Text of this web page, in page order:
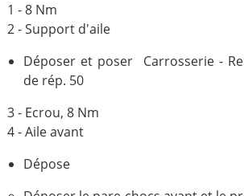
1 - 8 Nm
2 - Support d'aile
Déposer et poser Carrosserie -
de rép. 50
3 - Ecrou, 8 Nm
4 - Aile avant
Dépose